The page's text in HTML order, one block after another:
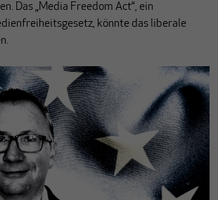
Das „Media Freedom Act“, ein
könnte das liberale